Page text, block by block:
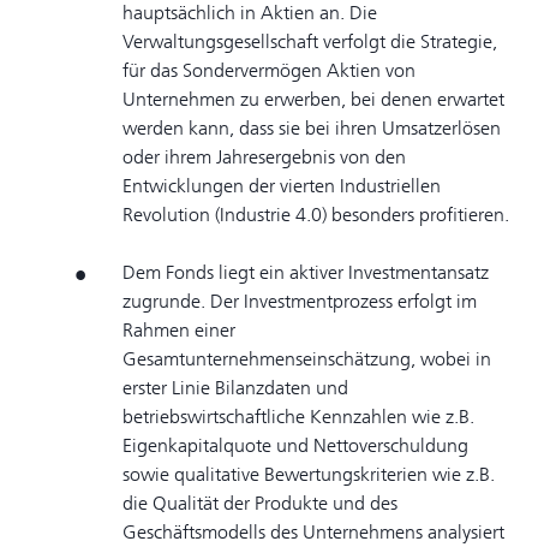
hauptsächlich in Aktien an. Die
Verwaltungsgesellschaft verfolgt die Strategie,
für das Sondervermögen Aktien von
Unternehmen zu erwerben, bei denen erwartet
werden kann, dass sie bei ihren Umsatzerlösen
oder ihrem Jahresergebnis von den
Entwicklungen der vierten Industriellen
Revolution (Industrie 4.0) besonders profitieren.
Dem Fonds liegt ein aktiver Investmentansatz
zugrunde. Der Investmentprozess erfolgt im
Rahmen einer
Gesamtunternehmenseinschätzung, wobei in
erster Linie Bilanzdaten und
betriebswirtschaftliche Kennzahlen wie z.B.
Eigenkapitalquote und Nettoverschuldung
sowie qualitative Bewertungskriterien wie z.B.
die Qualität der Produkte und des
Geschäftsmodells des Unternehmens analysiert